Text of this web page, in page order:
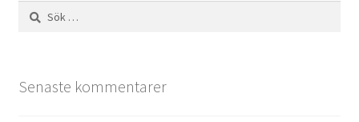
Sök
efter:
Senaste kommentarer